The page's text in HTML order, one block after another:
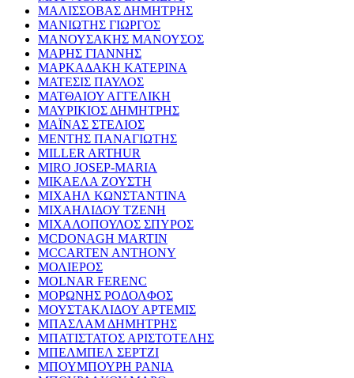
ΜΑΛΙΣΣΟΒΑΣ ΔΗΜΗΤΡΗΣ
ΜΑΝΙΩΤΗΣ ΓΙΩΡΓΟΣ
ΜΑΝΟΥΣΑΚΗΣ ΜΑΝΟΥΣΟΣ
ΜΑΡΗΣ ΓΙΑΝΝΗΣ
ΜΑΡΚΑΔΑΚΗ ΚΑΤΕΡΙΝΑ
ΜΑΤΕΣΙΣ ΠΑΥΛΟΣ
ΜΑΤΘΑΙΟΥ ΑΓΓΕΛΙΚΗ
ΜΑΥΡΙΚΙΟΣ ΔΗΜΗΤΡΗΣ
ΜΑΪΝΑΣ ΣΤΕΛΙΟΣ
ΜΕΝΤΗΣ ΠΑΝΑΓΙΩΤΗΣ
MILLER ARTHUR
MIRO JOSEP-MARIA
ΜΙΚΑΕΛΑ ΖΟΥΣΤΗ
ΜΙΧΑΗΛ ΚΩΝΣΤΑΝΤΙΝΑ
ΜΙΧΑΗΛΙΔΟΥ ΤΖΕΝΗ
ΜΙΧΑΛΟΠΟΥΛΟΣ ΣΠΥΡΟΣ
MCDONAGH MARTIN
MCCARTEN ANTHONY
ΜΟΛΙΕΡΟΣ
MOLNAR FERENC
ΜΟΡΩΝΗΣ ΡΟΔΟΛΦΟΣ
ΜΟΥΣΤΑΚΛΙΔΟΥ ΑΡΤΕΜΙΣ
ΜΠΑΣΛΑΜ ΔΗΜΗΤΡΗΣ
ΜΠΑΤΙΣΤΑΤΟΣ ΑΡΙΣΤΟΤΕΛΗΣ
ΜΠΕΛΜΠΕΛ ΣΕΡΤΖΙ
ΜΠΟΥΜΠΟΥΡΗ ΡΑΝΙΑ